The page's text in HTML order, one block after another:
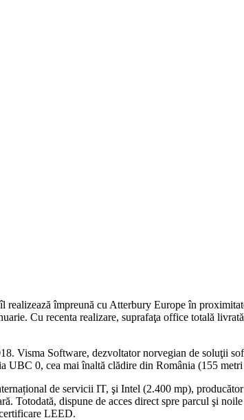
împreună cu Atterbury Europe în
Cu recenta realizare, suprafaţa office totală
Visma Software, dezvoltator norvegian de soluţii
0, cea mai înaltă clădire din România (155 metri
de servicii IT, şi Intel (2.400 mp),
Totodată, dispune de acces direct spre parcul şi
LEED.